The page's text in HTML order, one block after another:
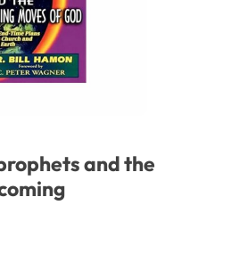
and the